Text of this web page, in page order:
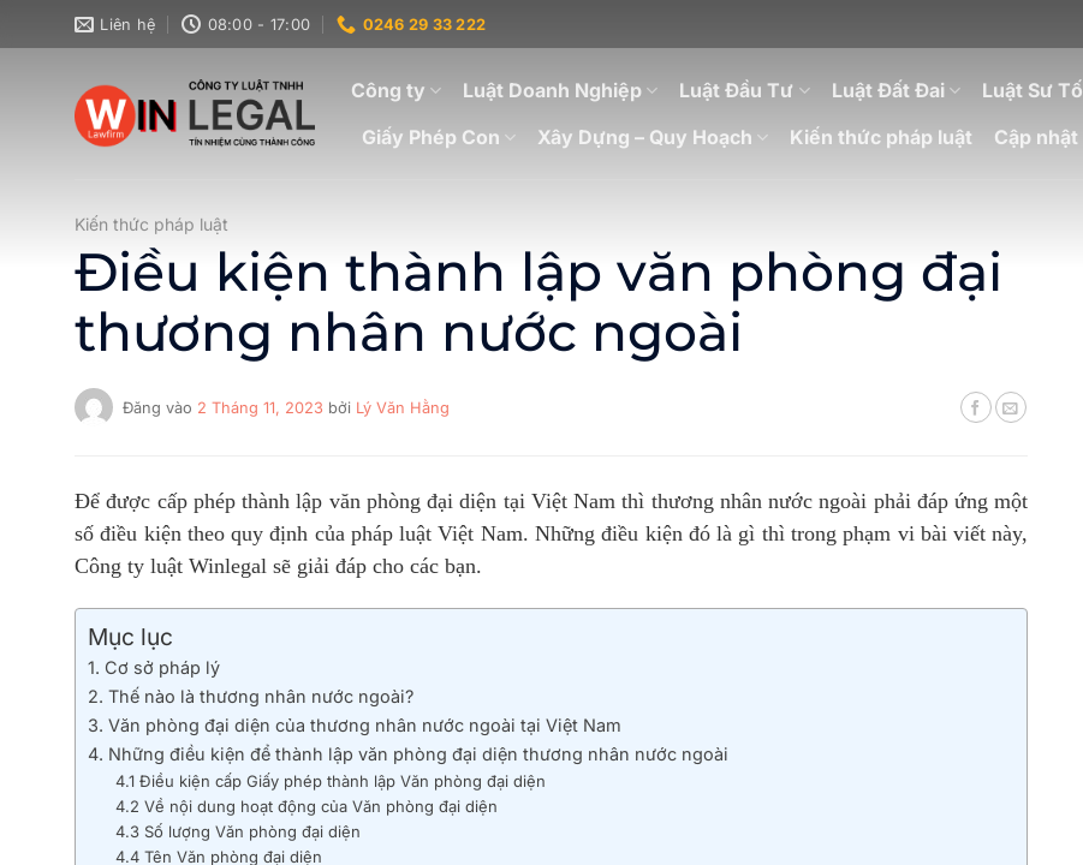
qua
Liên hệ 08:00 - 17:00 0246 29 33 222
Công ty Luật Doanh Nghiệp Luật Đầu Tư Luật Đất Đai Luật Sư
Giấy Phép Con
Xây Dựng – Quy Hoạch Kiến thức pháp luật Cập
Kiến thức pháp luật
Điều kiện thành lập văn phòng đại
thương nhân nước ngoài
Đăng vào 2 Tháng 11, 2023 bởi Lý Văn Hằng
Để được cấp phép thành lập văn phòng đại diện tại Việt Nam thì thương nhân nước ngoài phải đáp ứng một
số điều kiện theo quy định của pháp luật Việt Nam. Những điều kiện đó là gì thì trong phạm vi bài viết này,
Công ty luật Winlegal sẽ giải đáp cho các bạn.
Mục lục
1. Cơ sở pháp lý
2. Thế nào là thương nhân nước ngoài?
3. Văn phòng đại diện của thương nhân nước ngoài tại Việt Nam
4. Những điều kiện để thành lập văn phòng đại diện thương nhân nước ngoài
4.1 Điều kiện cấp Giấy phép thành lập Văn phòng đại diện
4.2 Về nội dung hoạt động của Văn phòng đại diện
4.3 Số lượng Văn phòng đại diện
4.4 Tên Văn phòng đại diện